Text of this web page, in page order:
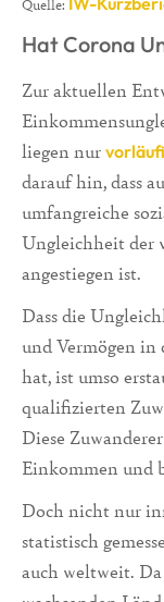
Quelle:
Hat Corona
Zur aktuellen
liegen nur
darauf hin, dass
umfangreiche
Ungleichheit der
angestiegen ist.
Dass die
und Vermögen in
hat, ist umso
qualifizierten
Diese
Einkommen und
Doch nicht nur
statistisch
auch weltweit.